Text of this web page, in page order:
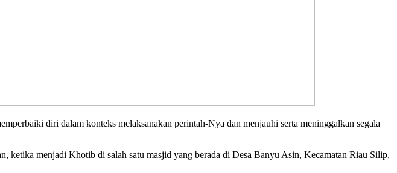
diri dalam konteks melaksanakan perintah-Nya dan menjauhi serta meninggalkan segala
menjadi Khotib di salah satu masjid yang berada di Desa Banyu Asin, Kecamatan Riau Silip,